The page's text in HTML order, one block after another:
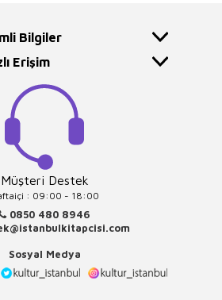
Bilgiler
Erişim
Müşteri Destek
: 09:00 - 18:00
0850 480 8946
Sosyal Medya